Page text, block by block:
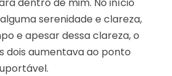
serenidade e clareza,
e apesar dessa clareza, o
dois aumentava ao ponto